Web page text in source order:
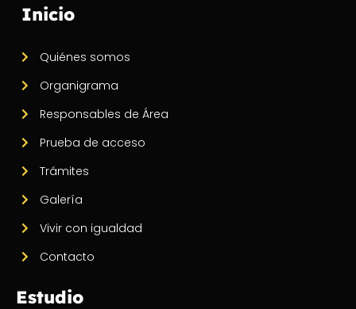
Inicio
Quiénes somos
Organigrama
Responsables de Área
Prueba de acceso
Trámites
Galería
Vivir con igualdad
Contacto
Estudio